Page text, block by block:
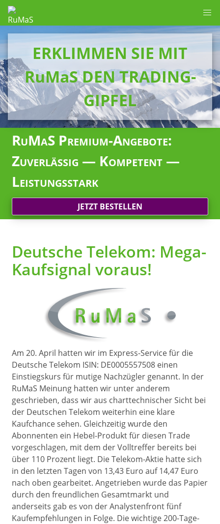
ERKLIMMEN SIE MIT
RuMaS DEN TRADING-
GIPFEL
RuMaS Premium-Angebote:
Zuverlässig — Kompetent —
Leistungsstark
JETZT BESTELLEN
Deutsche Telekom: Mega-
Kaufsignal voraus!
Am 20. April hatten wir im Express-Service für die
Deutsche Telekom ISIN: DE0005557508 einen
Einstiegskurs für mutige Nachzügler genannt. In der
RuMaS Meinung hatten wir unter anderem
geschrieben, dass wir aus charttechnischer Sicht bei
der Deutschen Telekom weiterhin eine klare
Kaufchance sehen. Gleichzeitig wurde den
Abonnenten ein Hebel-Produkt für diesen Trade
vorgeschlagen, mit dem der Volltreffer bereits bei
über 110 Prozent liegt. Die Telekom-Aktie hatte sich
in den letzten Tagen von 13,43 Euro auf 14,47 Euro
nach oben gearbeitet. Angetrieben wurde das Papier
durch den freundlichen Gesamtmarkt und
anderseits gab es von der Analystenfront fünf
Kaufempfehlungen in Folge. Die wichtige 200-Tage-